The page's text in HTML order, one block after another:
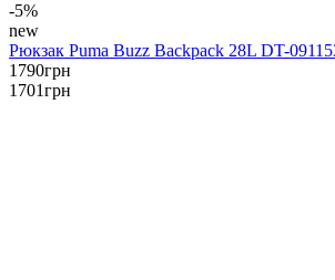
-5%
new
Рюкзак Puma Buzz Backpack 28L DT-
1790грн
1701грн